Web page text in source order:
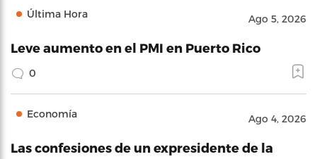
Última Hora Ago 5, 2026
Leve aumento en el PMI en Puerto Rico
0
Economía Ago 4, 2026
Las confesiones de un expresidente de la